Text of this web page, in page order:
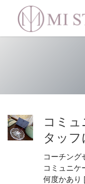
コミュ
タッフ
コーチング
コミュニケ
何度かあり